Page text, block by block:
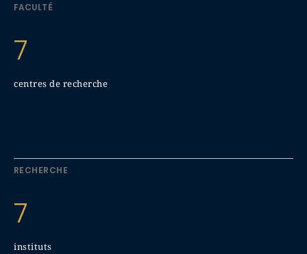
FACULTÉ
7
centres de recherche
RECHERCHE
7
instituts